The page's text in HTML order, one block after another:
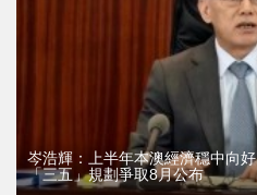
​岑浩輝：上半年本澳經濟穩中向好
「三五」規劃爭取8月公布